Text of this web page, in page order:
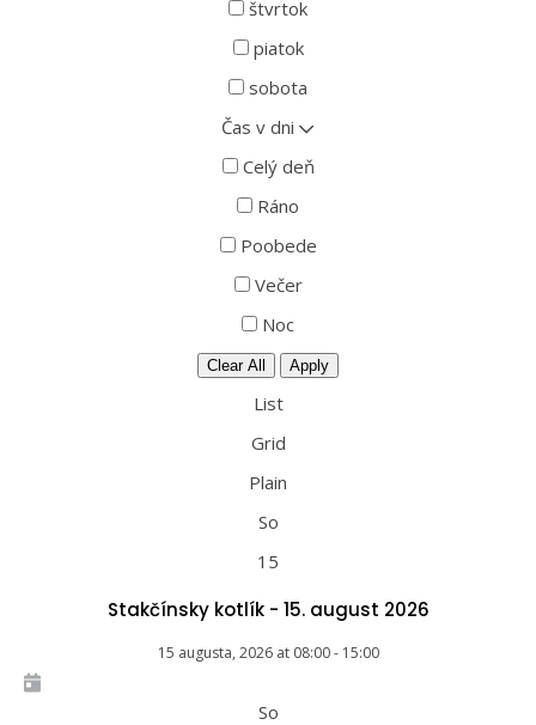
štvrtok
piatok
sobota
Čas v dni
Celý deň
Ráno
Poobede
Večer
Noc
Clear All Apply
List
Grid
Plain
So
15
Stakčínsky kotlík - 15. august 2026
15 augusta, 2026 at 08:00- 15:00
So